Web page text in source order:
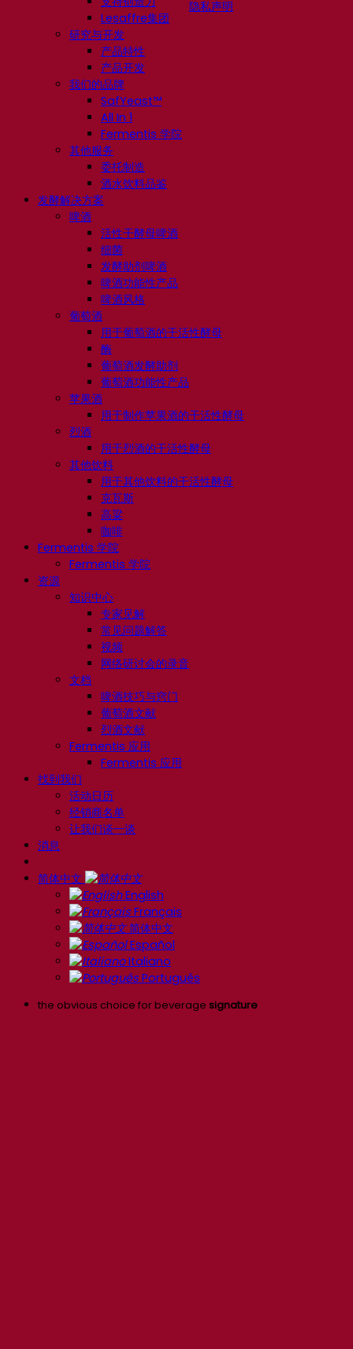
隐私声明
Lesaffre集团
研究与开发
产品特性
产品开发
我们的品牌
SafYeast™
All In 1
Fermentis 学院
其他服务
委托制造
酒水饮料品鉴
发酵解决方案
啤酒
活性干酵母啤酒
细菌
发酵助剂啤酒
啤酒功能性产品
啤酒风格
葡萄酒
用于葡萄酒的干活性酵母
酶
葡萄酒发酵助剂
葡萄酒功能性产品
苹果酒
用于制作苹果酒的干活性酵母
烈酒
用于烈酒的干活性酵母
其他饮料
用于其他饮料的干活性酵母
克瓦斯
高粱
咖啡
Fermentis 学院
Fermentis 学院
资源
知识中心
专家见解
常见问题解答
视频
网络研讨会的录音
文档
啤酒技巧与窍门
葡萄酒文献
烈酒文献
Fermentis 应用
Fermentis 应用
找到我们
活动日历
经销商名单
让我们谈一谈
消息
简体中文
English
Français
简体中文
Español
Italiano
Português
the obvious choice for beverage signature